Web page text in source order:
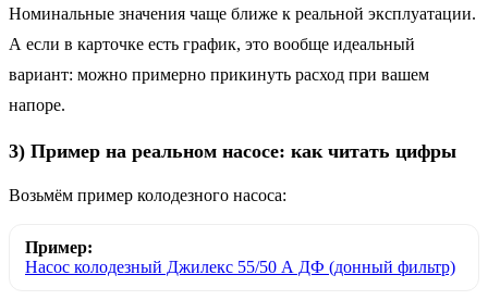
Номинальные значения чаще ближе к реальной эксплуатации.
А если в карточке есть график, это вообще идеальный
вариант: можно примерно прикинуть расход при вашем
напоре.
3) Пример на реальном насосе: как читать цифры
Возьмём пример колодезного насоса:
Пример:
Насос колодезный Джилекс 55/50 А ДФ (донный фильтр)